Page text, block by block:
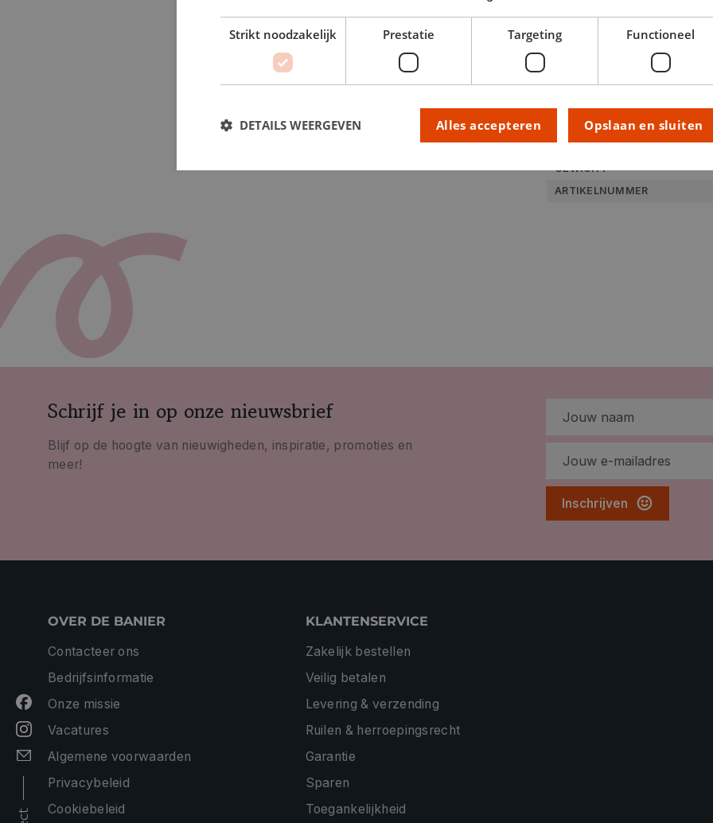
Technische
LEVERANCIERSKLEUR:
RUBRIEK:
GEWICHT
ARTIKELNUMMER
Schrijf je in op onze nieuwsbrief
Blijf op de hoogte van nieuwigheden, inspiratie, promoties en
meer!
Inschrijven
OVER DE BANIER
Contacteer ons
Bedrijfsinformatie
Onze missie
Vacatures
Algemene voorwaarden
Privacybeleid
Cookiebeleid
KLANTENSERVICE
Zakelijk bestellen
Veilig betalen
Levering & verzending
Ruilen & herroepingsrecht
Garantie
Sparen
Toegankelijkheid
Strikt noodzakelijk Prestatie Targeting Functioneel
Opslaan en sluiten
Alles accepteren
DETAILS WEERGEVEN